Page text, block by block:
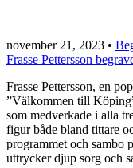
november 21, 2023 •
Frasse Pettersson
Frasse Pettersson, en
”Välkommen till
som medverkade i alla
figur både bland tittare
programmet och sambo
uttrycker djup sorg och